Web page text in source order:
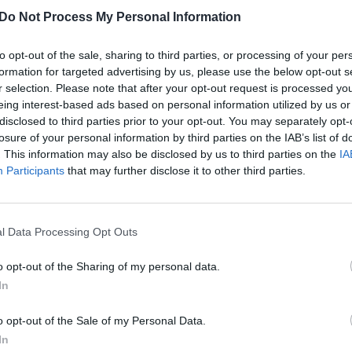
Do Not Process My Personal Information
opt-out of the sale, sharing to third parties, or processing of your
for targeted advertising by us, please use the below opt-out
selection. Please note that after your opt-out request is processed
interest-based ads based on personal information utilized by us
to third parties prior to your opt-out. You may separately
of your personal information by third parties on the IAB’s list of
This information may also be disclosed by us to third parties on the
Participants that may further disclose it to other third parties.
Data Processing Opt Outs
opt-out of the Sharing of my personal data.
opt-out of the Sale of my Personal Data.
m.
priimta į Vilniaus valstybinio
ir šokių ansamblio „Šviesa“
dirigavimo studijų pagal
Estetinio lavinimo katedroje, kur 1982
1989 m. tapo šios katedros vyr.
VVPI Merginų choras daug
Lietuvos miestų chorų apžiūrose.
ir pedagogikos, Lietuvių kalbos ir
fakultetų studentams, parengė jų
Nuo 1996 m., Pedagoginiame
H. Šečkuvienė tapo Muzikos